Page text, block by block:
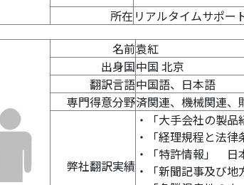
所在 リアルタイムサポー
名前袁紅
出身国中国 北京
翻訳言語中国語、日本語
専門得意分野済関連、機械関連
弊社翻訳実績
・「大手会社の製
・「経理規程と法
・「特許情報」 日
・「新聞記事及び